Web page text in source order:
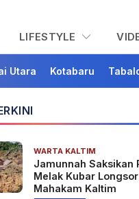
LIFESTYLE
Utara Kotabaru
WARTA KALTIM
Jamunnah Saksikan
Melak Kubar
Mahakam Kaltim